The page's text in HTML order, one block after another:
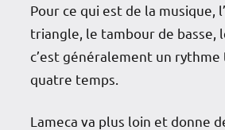
Pour ce qui est de la musique,
triangle, le tambour de basse,
c’est généralement un
quatre temps.
Lameca va plus loin et donne